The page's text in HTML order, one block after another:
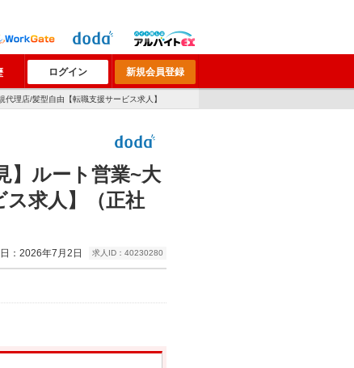
ログイン 新規会員登録
理店/髪型自由【転職支援サービス求人】
】ルート営業~大
求人】（正社
：2026年7月2日 求人ID：40230280